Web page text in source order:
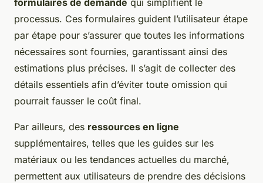
formulaires de demande qui simplifient le
processus. Ces formulaires guident l’utilisateur étape
par étape pour s’assurer que toutes les informations
nécessaires sont fournies, garantissant ainsi des
estimations plus précises. Il s’agit de collecter des
détails essentiels afin d’éviter toute omission qui
pourrait fausser le coût final.
Par ailleurs, des ressources en ligne
supplémentaires, telles que les guides sur les
matériaux ou les tendances actuelles du marché,
permettent aux utilisateurs de prendre des décisions